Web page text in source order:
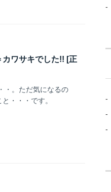
ワサキでした!! [正
・。ただ気になるの
・・・です。